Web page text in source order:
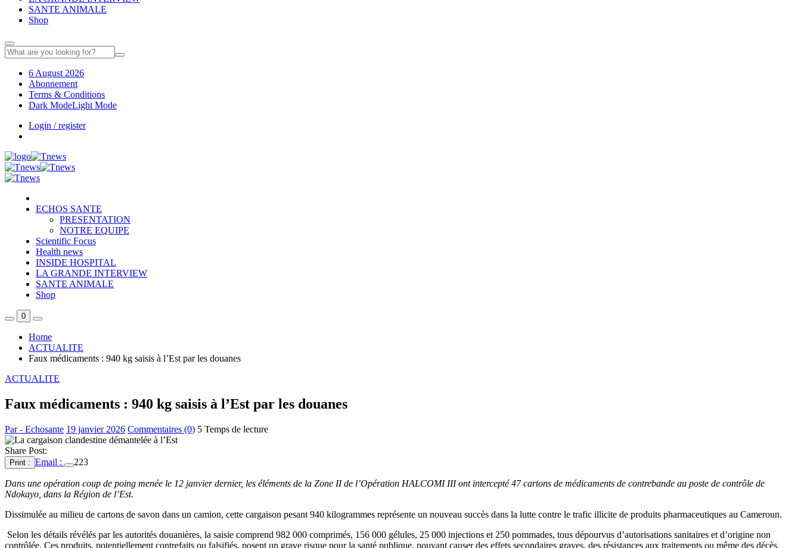
SANTE ANIMALE
Shop
6 August 2026
Abonnement
Terms & Conditions
Dark ModeLight Mode
Login / register
ECHOS SANTE
PRESENTATION
NOTRE EQUIPE
Scientific Focus
Health news
INSIDE HOSPITAL
LA GRANDE INTERVIEW
SANTE ANIMALE
Shop
0
Home
ACTUALITE
Faux médicaments : 940 kg saisis à l’Est par les douanes
ACTUALITE
Faux médicaments : 940 kg saisis à l’Est par les douanes
Par - Echosante 19 janvier 2026 Commentaires (0) 5 Temps de lecture
Share Post:
Print : Email : 223
Dans une opération coup de poing menée le 12 janvier dernier, les éléments de la Zone II de l’Opération HALCOMI III ont intercepté 47 cartons de médicaments de contrebande au poste de contrôle de
Ndokayo, dans la Région de l’Est.
Dissimulée au milieu de cartons de savon dans un camion, cette cargaison pesant 940 kilogrammes représente un nouveau succès dans la lutte contre le trafic illicite de produits pharmaceutiques au Cameroun.
Selon les détails révélés par les autorités douanières, la saisie comprend 982 000 comprimés, 156 000 gélules, 25 000 injections et 250 pommades, tous dépourvus d’autorisations sanitaires et d’origine non
contrôlée. Ces produits, potentiellement contrefaits ou falsifiés, posent un grave risque pour la santé publique, pouvant causer des effets secondaires graves, des résistances aux traitements ou même des décès.